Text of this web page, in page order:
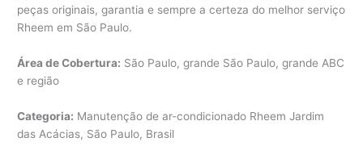
peças originais, garantia e sempre a certeza do melhor serviço
Rheem em São Paulo.
Área de Cobertura: São Paulo, grande São Paulo, grande ABC
e região
Categoria: Manutenção de ar-condicionado Rheem Jardim
das Acácias, São Paulo, Brasil